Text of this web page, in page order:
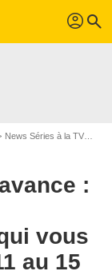
profil search
News Séries à la TV
:
vous
au 15